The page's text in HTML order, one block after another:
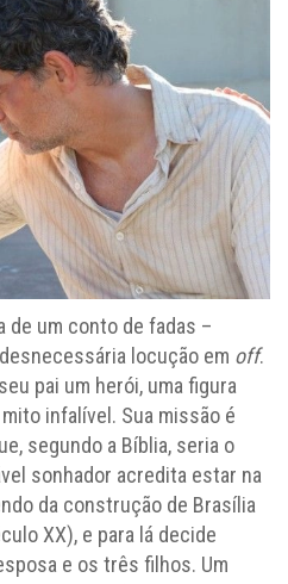
de um conto de fadas –
locução em off.
pai um herói, uma figura
infalível. Sua missão é
segundo a Bíblia, seria o
sonhador acredita estar na
da construção de Brasília
XX), e para lá decide
e os três filhos. Um